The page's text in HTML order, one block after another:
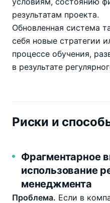
результатам проекта.
Обновленная система
себя новые стратегии
процессе обучения,
в результате
Риски и
Фрагментарное
использование
менеджмента
Проблема. Если в